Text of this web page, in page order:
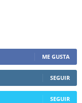
ME GUSTA
SEGUIR
SEGUIR